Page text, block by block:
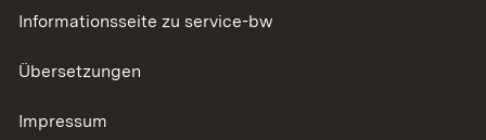
Informationsseite zu service-bw
Übersetzungen
Impressum